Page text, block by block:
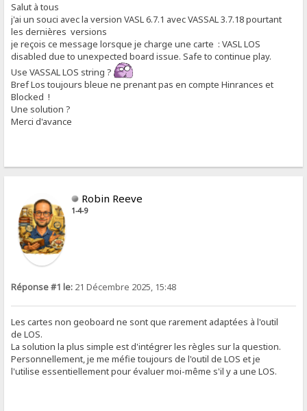
Salut à tous
j'ai un souci avec la version VASL 6.7.1 avec VASSAL 3.7.18 pourtant
les dernières versions
je reçois ce message lorsque je charge une carte : VASL LOS
disabled due to unexpected board issue. Safe to continue play.
Use VASSAL LOS string ?
Bref Los toujours bleue ne prenant pas en compte Hinrances et
Blocked !
Une solution ?
Merci d'avance
Robin Reeve
1-4-9
Réponse #1 le: 21 Décembre 2025, 15:48
Les cartes non geoboard ne sont que rarement adaptées à l'outil
de LOS.
La solution la plus simple est d'intégrer les règles sur la question.
Personnellement, je me méfie toujours de l'outil de LOS et je
l'utilise essentiellement pour évaluer moi-même s'il y a une LOS.